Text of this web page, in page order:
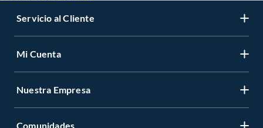
Servicio al Cliente
Mi Cuenta
Nuestra Empresa
Comunidades